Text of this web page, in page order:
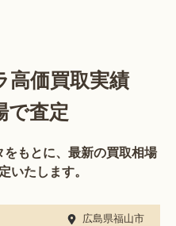
高価買取実績
で査定
もとに、最新の買取相場
いたします。
広島県福山市